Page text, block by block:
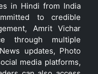
in Hindi from India
to credible
Amrit Vichar
through multiple
updates, Photo
media platforms,